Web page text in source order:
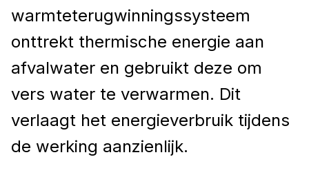
warmteterugwinningssysteem
onttrekt thermische energie aan
afvalwater en gebruikt deze om
vers water te verwarmen. Dit
verlaagt het energieverbruik tijdens
de werking aanzienlijk.